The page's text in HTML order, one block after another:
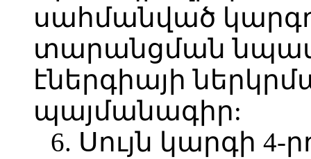
սահմանված
տարանցման
էներգիայի
պայմանագիր:
6. Սույն կարգի 4-